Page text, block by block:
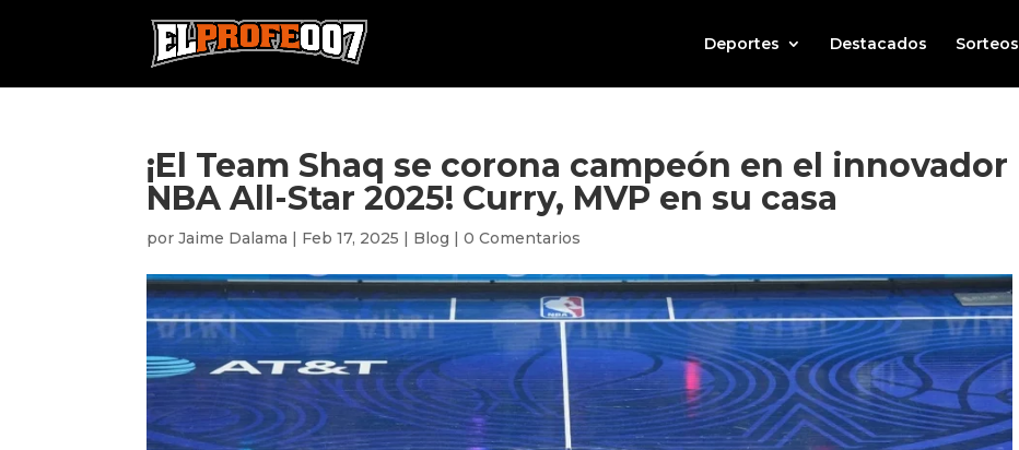
Deportes Destacados Sorteos
¡El Team Shaq se corona campeón en el innovador
NBA All-Star 2025! Curry, MVP en su casa
porJaime Dalama | Feb 17, 2025 | Blog |0 Comentarios